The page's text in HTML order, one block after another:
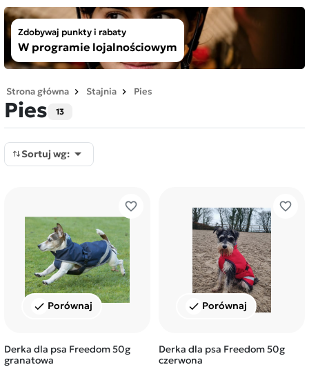
Zdobywaj punkty i rabaty
W programie lojalnościowym
Strona główna Stajnia Pies
Pies 13
Sortuj wg: 
favorite_border
check Porównaj
Derka dla psa Freedom 50g
granatowa
favorite_border
check Porównaj
Derka dla psa Freedom 50g
czerwona